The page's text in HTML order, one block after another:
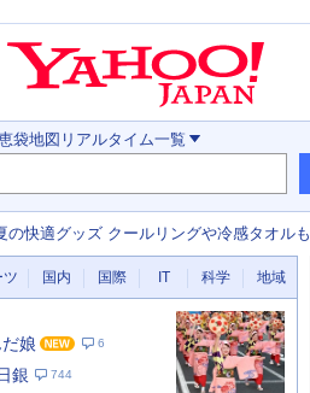
袋地図 リアルタイム一覧
の快適グッズ クールリングや冷感タオルも
ツ 国内 国際 IT 科学 地域
娘 6
銀 744